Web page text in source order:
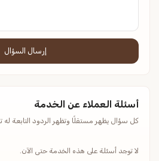
إرسال السؤال
أسئلة العملاء عن الخدمة
كل سؤال يظهر مستقلًا وتظهر الردود التابعة له
لا توجد أسئلة على هذه الخدمة حتى الآن.